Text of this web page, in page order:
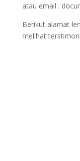
atau email :
Berikut alamat
melihat